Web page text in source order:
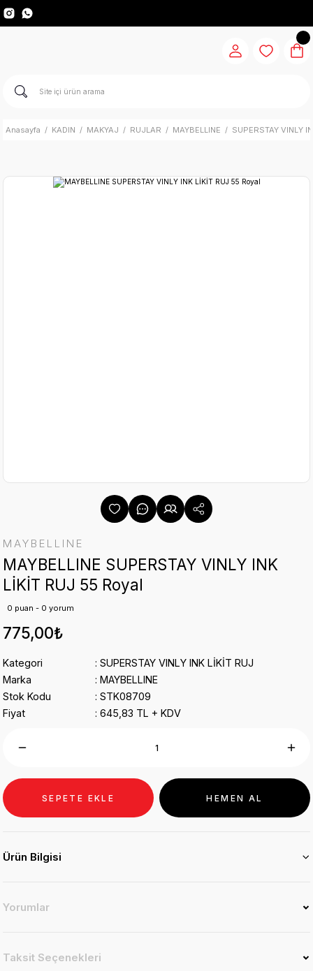
Anasayfa KADIN MAKYAJ RUJLAR MAYBELLINE SUPERSTAY VINLY
MAYBELLINE
MAYBELLINE SUPERSTAY VINLY INK
LİKİT RUJ 55 Royal
0 puan - 0 yorum
775,00₺
Kategori
SUPERSTAY VINLY INK LİKİT RUJ
Marka
MAYBELLINE
Stok Kodu
STK08709
Fiyat
645,83 TL + KDV
SEPETE EKLE HEMEN AL
Ürün Bilgisi
Yorumlar
Taksit Seçenekleri